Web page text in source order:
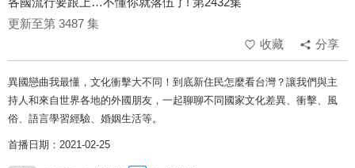
更新至第 3487 集
收藏
分享
異國戀曲我最懂，文化衝擊大不同！到底新住民怎麼看台灣？讓我們與主
持人和來自世界各地的外國朋友，一起聊聊不同國家文化差異、衝擊、風
俗、語言學習經驗、婚姻生活等。
首播日期：2021-02-25